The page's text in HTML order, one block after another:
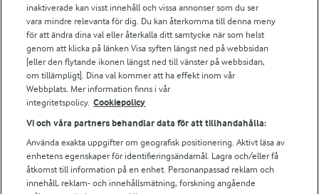
Arla webbshop
Bildbank
Följ oss
inaktiverade kan visst innehåll och vissa annonser som du ser
vara mindre relevanta för dig. Du kan återkomma till denna meny
för att ändra dina val eller återkalla ditt samtycke när som helst
genom att klicka på länken Visa syften längst ned på webbsidan
[eller den flytande ikonen längst ned till vänster på webbsidan,
om tillämpligt]. Dina val kommer att ha effekt inom vår
Webbplats. Mer information finns i vår
integritetspolicy. Cookiepolicy
Vi och våra partners behandlar data för att tillhandahålla:
Använda exakta uppgifter om geografisk positionering. Aktivt läsa av
enhetens egenskaper för identifieringsändamål. Lagra och/eller få
åtkomst till information på en enhet. Personanpassad reklam och
innehåll, reklam- och innehållsmätning, forskning angående